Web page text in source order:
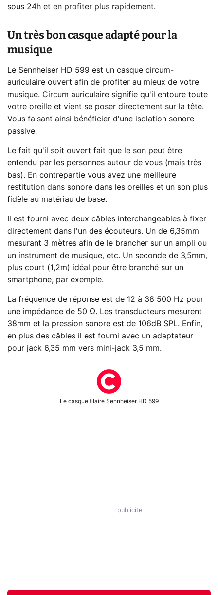
sous 24h et en profiter plus rapidement.
Un très bon casque adapté pour la
musique
Le Sennheiser HD 599 est un casque circum-
auriculaire ouvert afin de profiter au mieux de votre
musique. Circum auriculaire signifie qu'il entoure toute
votre oreille et vient se poser directement sur la tête.
Vous faisant ainsi bénéficier d'une isolation sonore
passive.
Le fait qu'il soit ouvert fait que le son peut être
entendu par les personnes autour de vous (mais très
bas). En contrepartie vous avez une meilleure
restitution dans sonore dans les oreilles et un son plus
fidèle au matériau de base.
Il est fourni avec deux câbles interchangeables à fixer
directement dans l'un des écouteurs. Un de 6,35mm
mesurant 3 mètres afin de le brancher sur un ampli ou
un instrument de musique, etc. Un seconde de 3,5mm,
plus court (1,2m) idéal pour être branché sur un
smartphone, par exemple.
La fréquence de réponse est de 12 à 38 500 Hz pour
une impédance de 50 Ω. Les transducteurs mesurent
38mm et la pression sonore est de 106dB SPL. Enfin,
en plus des câbles il est fourni avec un adaptateur
pour jack 6,35 mm vers mini-jack 3,5 mm.
Le casque filaire Sennheiser HD 599